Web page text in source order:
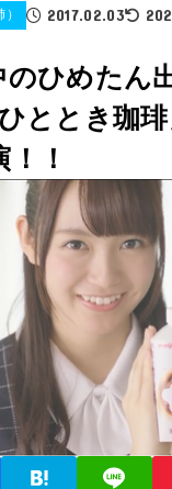
2017.02.03
のひめたん
ととき珈
！！